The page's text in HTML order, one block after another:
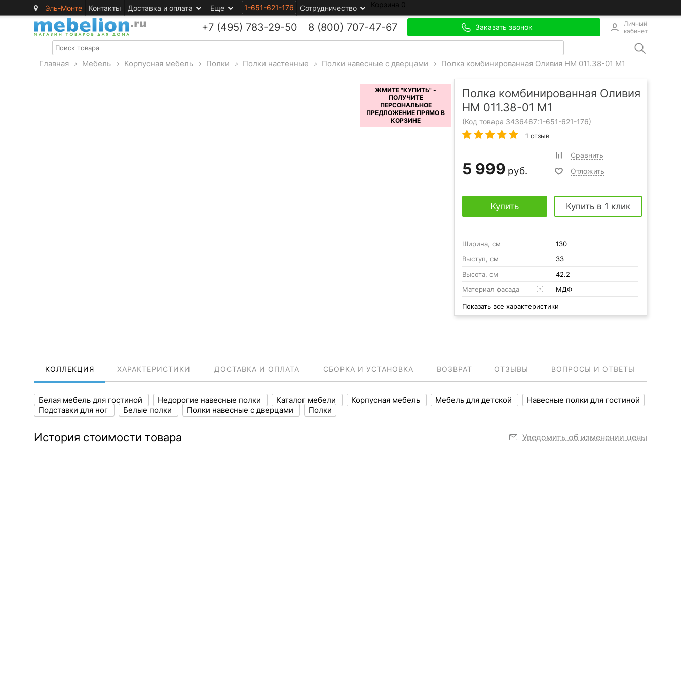
Эль-Монте Контакты Доставка и оплата Еще 1-651-621-176 Сотрудничество Корзина 0
+7 (495) 783-29-50 8 (800) 707-47-67 Заказать звонок
Личный
кабинет
Главная > Мебель > Корпусная мебель > Полки > Полки настенные > Полки навесные с дверцами > Полка комбинированная Оливия НМ 011.38-01 М1
Полка комбинированная Оливия
НМ 011.38-01 М1
(Код товара 3436467:1-651-621-176)
1 отзыв
5 999 руб.
Сравнить
Отложить
Купить Купить в 1 клик
Ширина, см
130
Выступ, см
33
Высота, см
42.2
Материал фасада
? МДФ
Показать все характеристики
КОЛЛЕКЦИЯ ХАРАКТЕРИСТИКИ ДОСТАВКА И ОПЛАТА СБОРКА И УСТАНОВКА ВОЗВРАТ ОТЗЫВЫ ВОПРОСЫ И ОТВЕТЫ
Белая мебель для гостиной Недорогие навесные полки Каталог мебели Корпусная мебель Мебель для детской
Навесные полки для гостиной
Подставки для ног
Белые полки Полки навесные с дверцами Полки
История стоимости товара Уведомить об изменении цены